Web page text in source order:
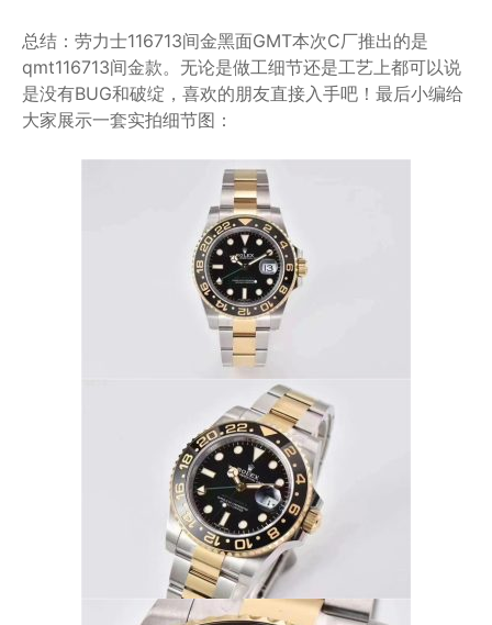
总结：劳力士116713间金黑面GMT本次C厂推出的是
qmt116713间金款。无论是做工细节还是工艺上都可以说
是没有BUG和破绽，喜欢的朋友直接入手吧！最后小编给
大家展示一套实拍细节图：